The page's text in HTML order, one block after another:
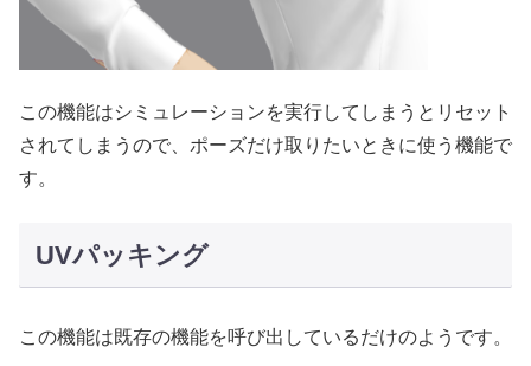
この機能はシミュレーションを実行してしまうとリセット
されてしまうので、ポーズだけ取りたいときに使う機能で
す。
UVパッキング
この機能は既存の機能を呼び出しているだけのようです。